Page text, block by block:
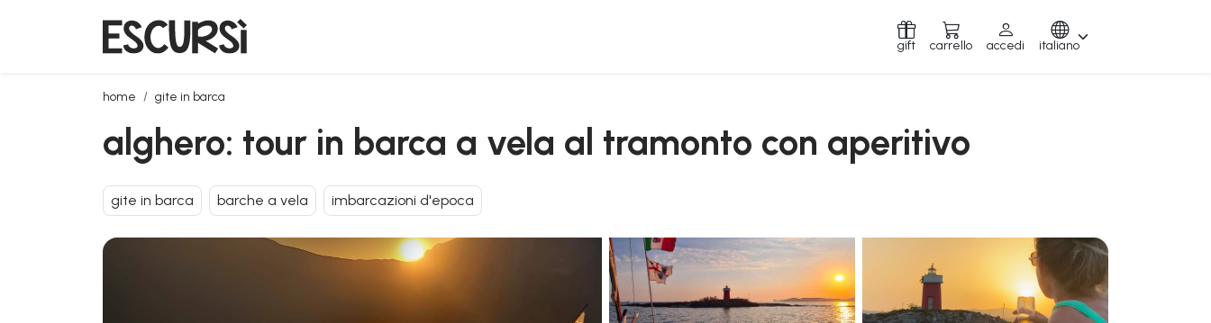
gift carrello accedi italiano
home gite in barca
alghero: tour in barca a vela al tramonto con aperitivo
alghero: tour in barca a vela al tramonto con aperitivo
gite in barca barche a vela imbarcazioni d'epoca